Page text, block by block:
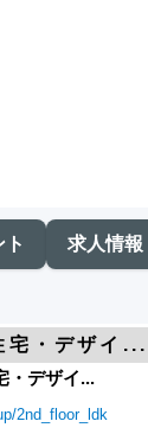
ト 求人情報
・デザイ...
・デザイ...
2nd_floor_ldk